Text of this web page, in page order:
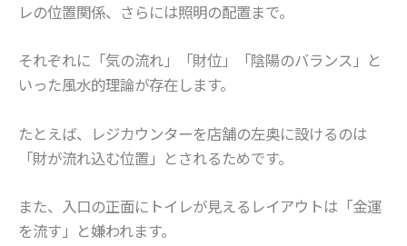
レの位置関係、さらには照明の配置まで。
それぞれに「気の流れ」「財位」「陰陽のバランス」と
いった風水的理論が存在します。
たとえば、レジカウンターを店舗の左奥に設けるのは
「財が流れ込む位置」とされるためです。
また、入口の正面にトイレが見えるレイアウトは「金運
を流す」と嫌われます。